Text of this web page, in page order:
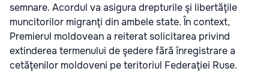
semnare. Acordul va asigura drepturile şi libertăţile
muncitorilor migranţi din ambele state. În context,
Premierul moldovean a reiterat solicitarea privind
extinderea termenului de şedere fără înregistrare a
cetăţenilor moldoveni pe teritoriul Federaţiei Ruse.